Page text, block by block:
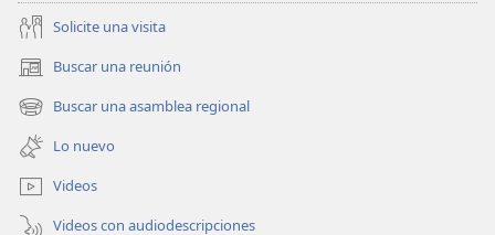
Solicite una visita
Buscar una reunión
(abre
una
nueva
ventana)
Buscar una asamblea regional
(abre
una
nueva
ventana)
Lo nuevo
Videos
Videos con audiodescripciones